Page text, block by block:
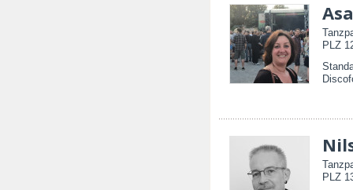
Asa
PLZ
PLZ